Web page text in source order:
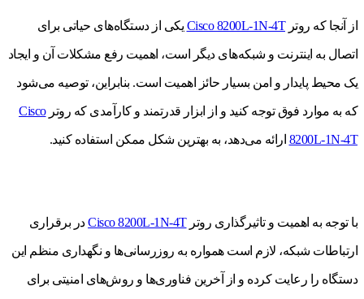
از آنجا که روترCisco 8200L-1N-4T یکی از دستگاه‌های حیاتی برای
اتصال به اینترنت و شبکه‌های دیگر است، اهمیت رفع مشکلات آن و ایجاد
یک محیط پایدار و امن بسیار حائز اهمیت است. بنابراین، توصیه می‌شود
که به موارد فوق توجه کنید و از ابزار قدرتمند و کارآمدی که روترCisco
8200L-1N-4T ارائه می‌دهد، به بهترین شکل ممکن استفاده کنید.
با توجه به اهمیت و تاثیرگذاری روترCisco 8200L-1N-4Tدر برقراری
ارتباطات شبکه، لازم است همواره به روزرسانی‌ها و نگهداری منظم این
دستگاه را رعایت کرده و از آخرین فناوری‌ها و روش‌های امنیتی برای